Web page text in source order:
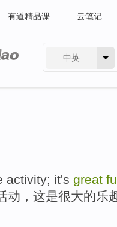
有道精品课 云笔记
中英
activity; it's great
动 ， 这是很大的乐